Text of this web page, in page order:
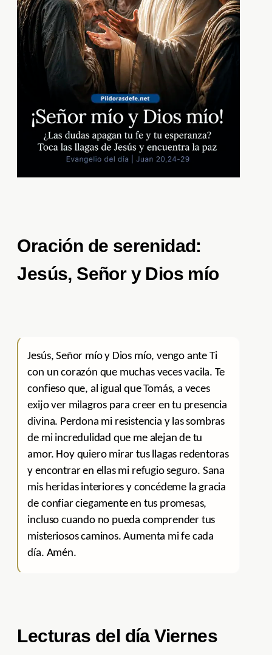
Oración de serenidad:
Jesús, Señor y Dios mío
Jesús, Señor mío y Dios mío, vengo ante Ti
con un corazón que muchas veces vacila. Te
confieso que, al igual que Tomás, a veces
exijo ver milagros para creer en tu presencia
divina. Perdona mi resistencia y las sombras
de mi incredulidad que me alejan de tu
amor. Hoy quiero mirar tus llagas redentoras
y encontrar en ellas mi refugio seguro. Sana
mis heridas interiores y concédeme la gracia
de confiar ciegamente en tus promesas,
incluso cuando no pueda comprender tus
misteriosos caminos. Aumenta mi fe cada
día. Amén.
Lecturas del día Viernes